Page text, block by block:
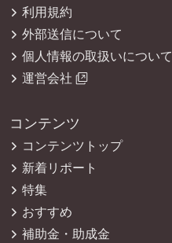
利用規約
外部送信について
個人情報の取扱いについて
運営会社
コンテンツ
コンテンツトップ
新着リポート
特集
おすすめ
補助金・助成金